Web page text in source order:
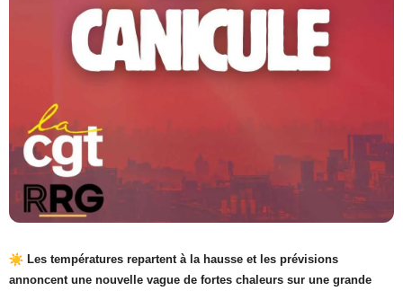
Les températures repartent à la hausse et les prévisions
annoncent une nouvelle vague de fortes chaleurs sur une grande